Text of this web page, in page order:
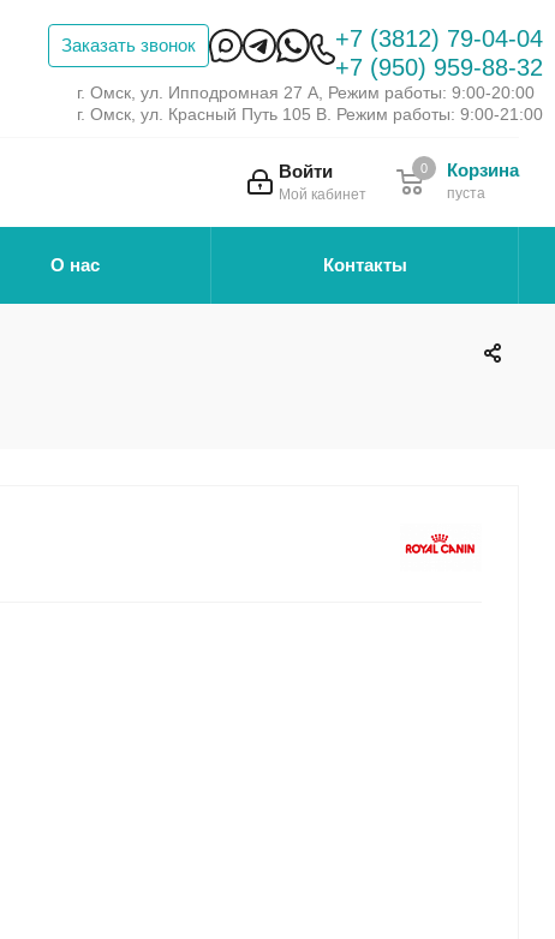
Заказать звонок
+7 (3812) 79-04-04
+7 (950) 959-88-32
г. Омск, ул. Ипподромная 27 А, Режим работы: 9:00-20:00
г. Омск, ул. Красный Путь 105 В. Режим работы: 9:00-21:00
Войти
Мой кабинет
Корзина
пуста
0
О нас Контакты